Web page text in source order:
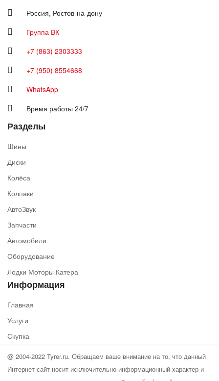
Россия, Ростов-на-дону
Группа ВК
+7 (863) 2303333
+7 (950) 8554668
WhatsApp
Время работы 24/7
Разделы
Шины
Диски
Колёса
Колпаки
АвтоЗвук
Запчасти
Автомобили
Оборудование
Лодки Моторы Катера
Информация
Главная
Услуги
Скупка
@ 2004-2022 Tyrer.ru. Обращаем ваше внимание на то, что данный
Интернет-сайт носит исключительно информационный характер и